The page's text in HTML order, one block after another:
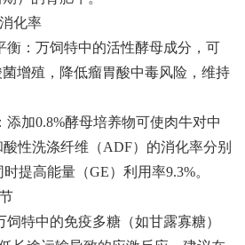
化率
衡：万饲特中的活性酵母成分，可
增殖，降低瘤胃酸中毒风险，维持
添加0.8%酵母培养物可使肉牛对中
性洗涤纤维（ADF）的消化率分别
提高能量（GE）利用率9.3%。
特中的免疫多糖（如甘露寡糖）